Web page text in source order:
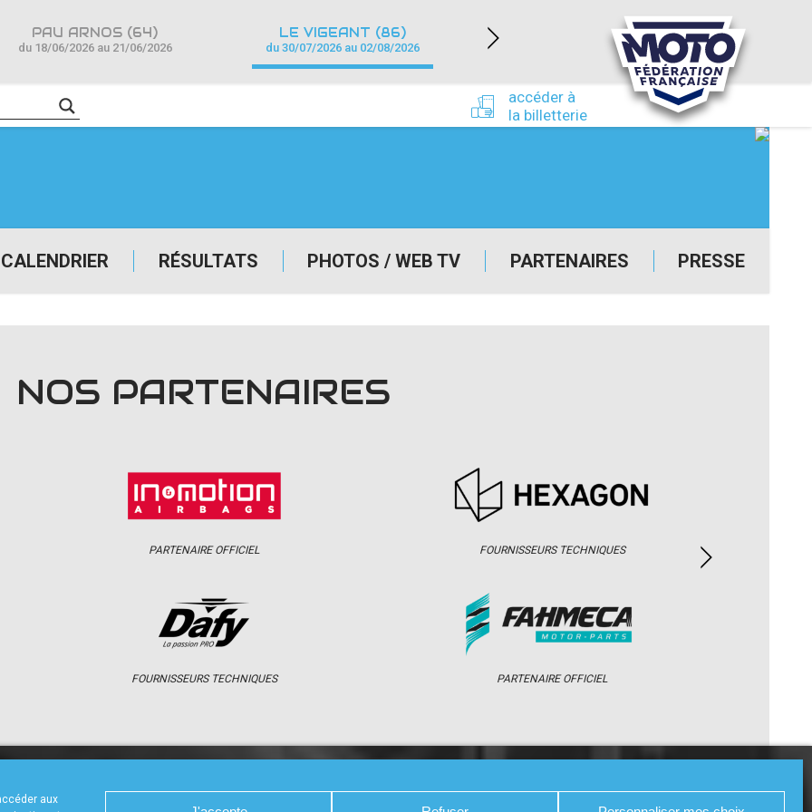
aux
CALENDRIER RÉSULTATS PHOTOS / WEB TV PARTENAIRES PRESSE
accéder à
la billetterie
PAU ARNOS (64)
du 18/06/2026 au 21/06/2026
LE VIGEANT (86)
du 30/07/2026 au 02/08/2026
NEVERS MAGNY-COURS (58)
du 24/09/2026 au 27/09/2026
NOS PARTENAIRES
PARTENAIRE OFFICIEL
FOURNISSEURS TECHNIQUES
FOURNISSEURS TECHNIQUES
PARTENAIRE OFFICIEL
CALENDRIER RÉSULTATS PHOTOS / WEB TV PARTENAIRES PRESSE